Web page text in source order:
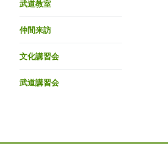
武道教室
仲間来訪
文化講習会
武道講習会